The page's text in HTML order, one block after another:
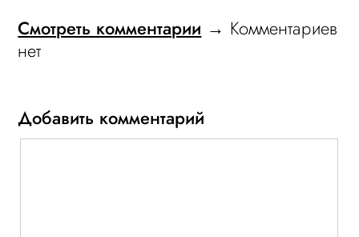
Смотреть комментарии → Комментариев
нет
Добавить комментарий